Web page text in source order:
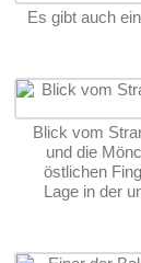
Es gibt auch
Blick vom
und die
östlichen
Lage in der